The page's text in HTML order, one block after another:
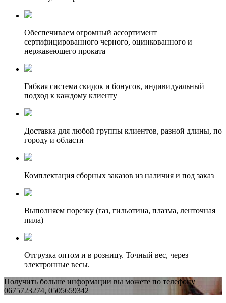
Обеспечиваем огромный ассортимент
сертифицированного черного, оцинкованного и
нержавеющего проката
Гибкая система скидок и бонусов, индивидуальный
подход к каждому клиенту
Доставка для любой группы клиентов, разной длины, по
городу и области
Комплектация сборных заказов из наличия и под заказ
Выполняем порезку (газ, гильотина, плазма, ленточная
пила)
Отгрузка оптом и в розницу. Точный вес, через
электронные весы.
Получить больше информации вы можете по телефону
0675723274, 0505659342